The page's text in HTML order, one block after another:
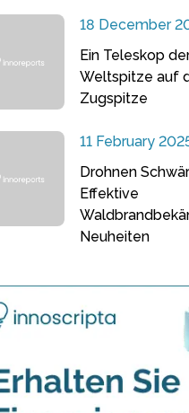
18 December
Ein Teleskop
Weltspitze auf
Zugspitze
11 February
Drohnen
Effektive
Neuheiten